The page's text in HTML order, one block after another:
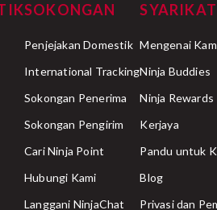
SOKONGAN
Penjejakan Domestik
International Tracking
Sokongan Penerima
Sokongan Pengirim
Cari Ninja Point
Hubungi Kami
Langgani NinjaChat
SYARIKAT
Mengenai
Ninja Buddies
Ninja Rewards
Kerjaya
Pandu untuk
Blog
Privasi dan